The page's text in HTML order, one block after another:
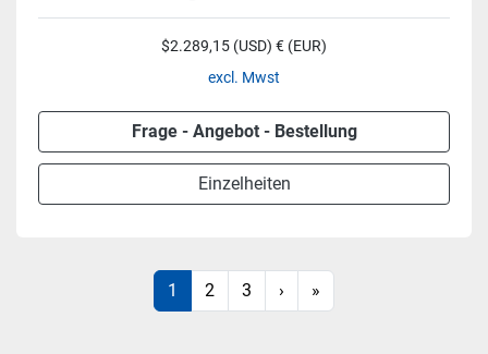
$2.289,15 (USD) € (EUR)
excl. Mwst
Frage - Angebot - Bestellung
Einzelheiten
1 2 3 › »